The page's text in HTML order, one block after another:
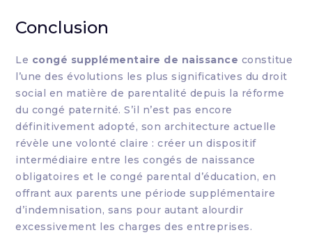
Conclusion
Le congé supplémentaire de naissance constitue
l’une des évolutions les plus significatives du droit
social en matière de parentalité depuis la réforme
du congé paternité. S’il n’est pas encore
définitivement adopté, son architecture actuelle
révèle une volonté claire : créer un dispositif
intermédiaire entre les congés de naissance
obligatoires et le congé parental d’éducation, en
offrant aux parents une période supplémentaire
d’indemnisation, sans pour autant alourdir
excessivement les charges des entreprises.